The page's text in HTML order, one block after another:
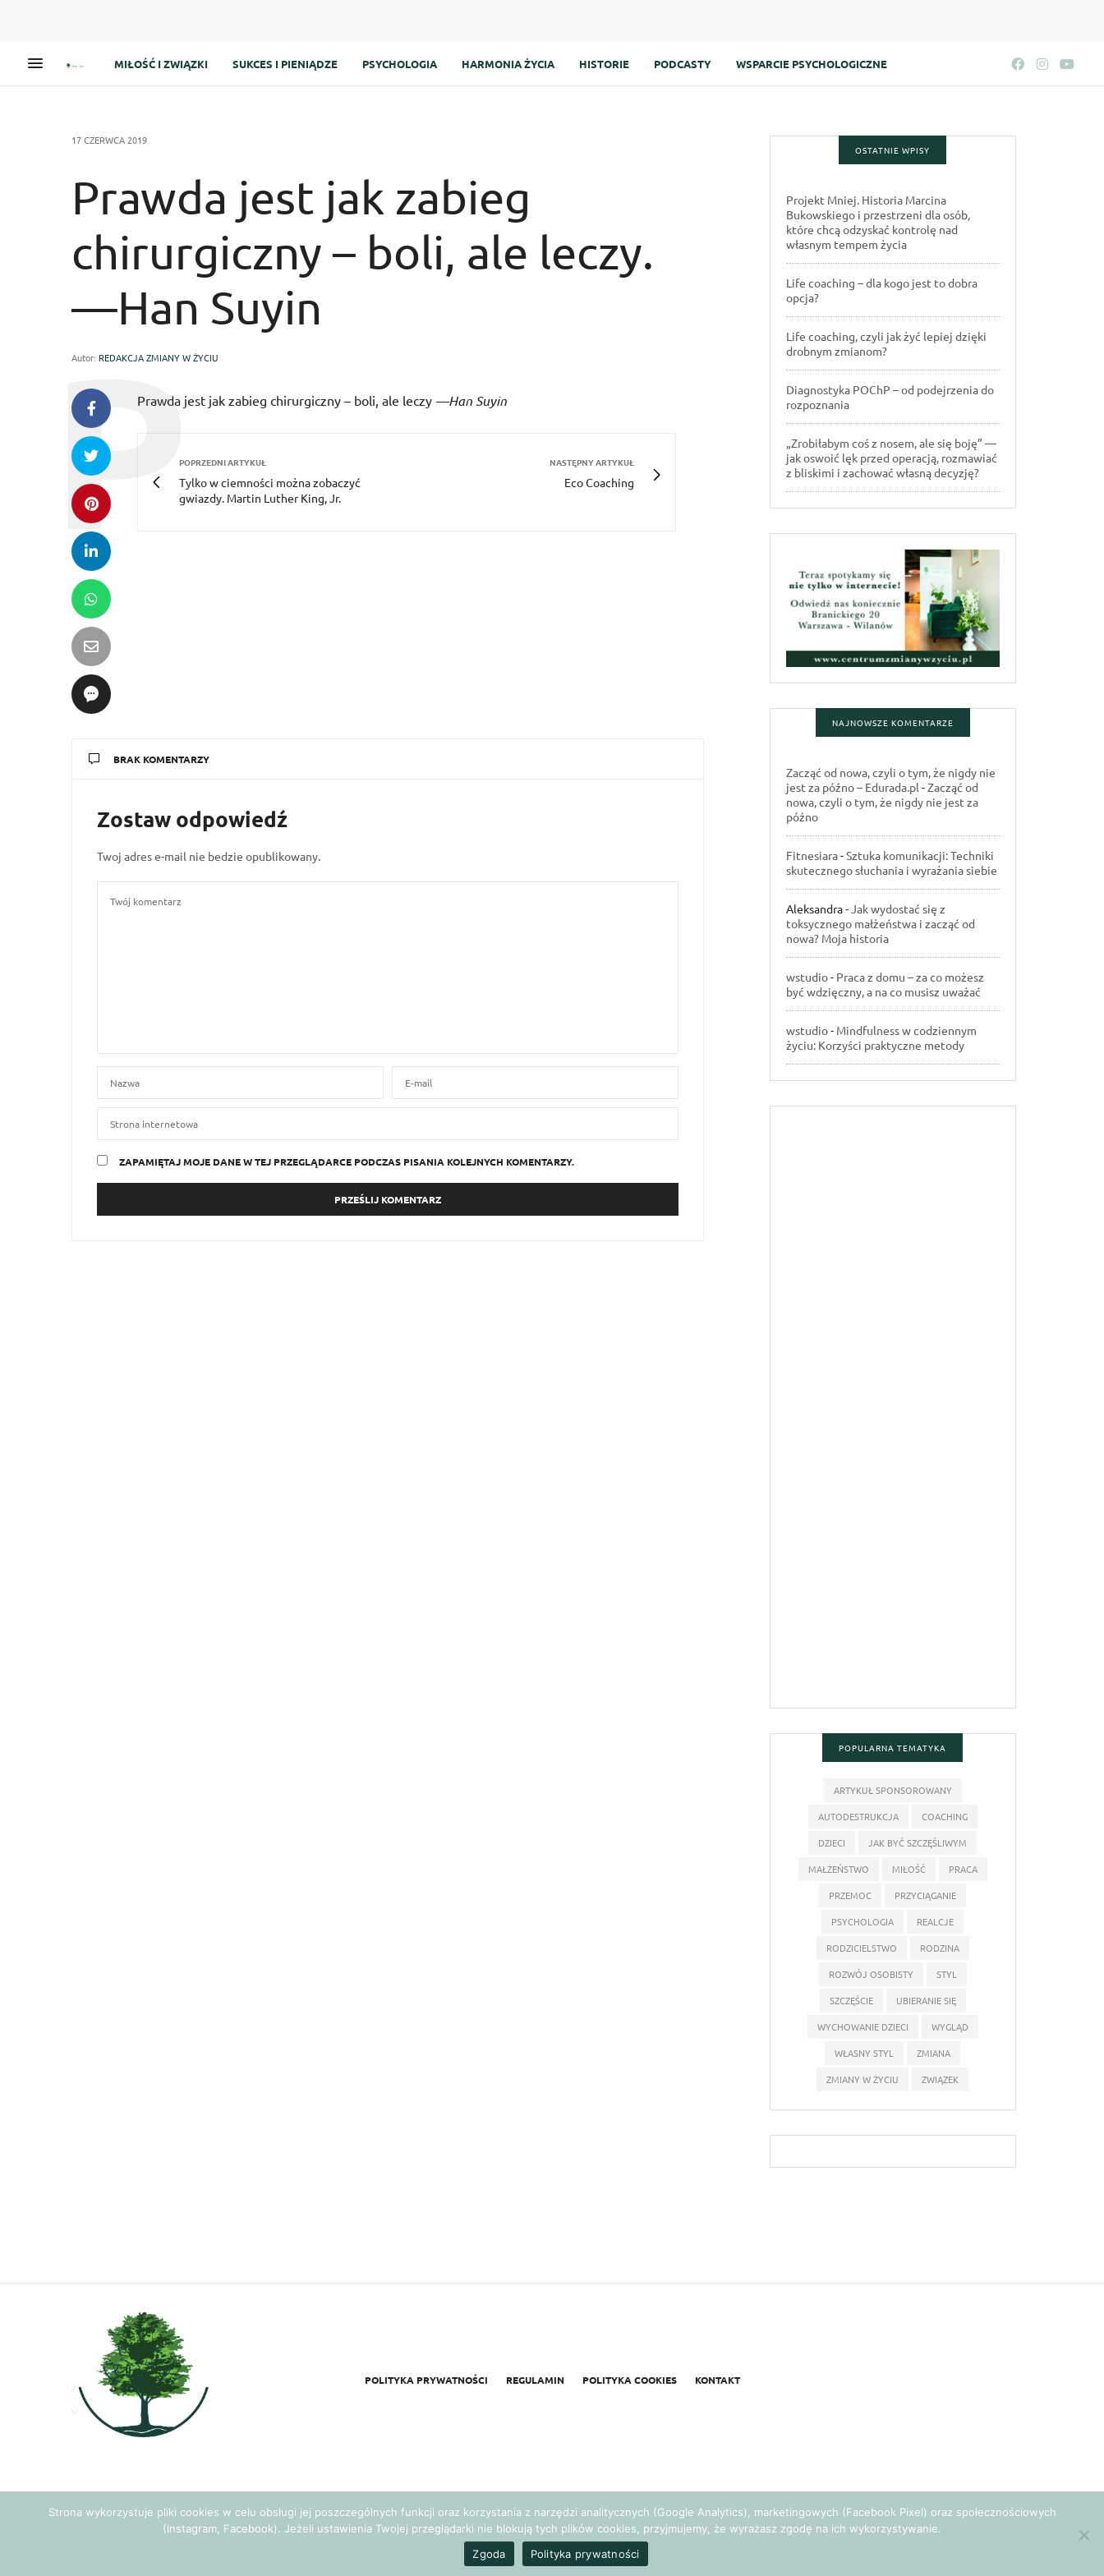
MIŁOŚĆ I ZWIĄZKI SUKCES I PIENIĄDZE PSYCHOLOGIA HARMONIA ŻYCIA HISTORIE PODCASTY WSPARCIE PSYCHOLOGICZNE
17 CZERWCA 2019
Prawda jest jak zabieg
chirurgiczny – boli, ale leczy.
—Han Suyin
Autor: REDAKCJA ZMIANY W ŻYCIU
Prawda jest jak zabieg chirurgiczny – boli, ale leczy —Han Suyin
POPRZEDNI ARTYKUŁ
Tylko w ciemności można zobaczyć
gwiazdy. Martin Luther King, Jr.
NASTĘPNY ARTYKUŁ
Eco Coaching
BRAK KOMENTARZY
Zostaw odpowiedź
Twoj adres e-mail nie bedzie opublikowany.
ZAPAMIĘTAJ MOJE DANE W TEJ PRZEGLĄDARCE PODCZAS PISANIA KOLEJNYCH KOMENTARZY.
OSTATNIE WPISY
Projekt Mniej. Historia Marcina
Bukowskiego i przestrzeni dla osób,
które chcą odzyskać kontrolę nad
własnym tempem życia
Life coaching – dla kogo jest to dobra
opcja?
Life coaching, czyli jak żyć lepiej dzięki
drobnym zmianom?
Diagnostyka POChP – od podejrzenia do
rozpoznania
„Zrobiłabym coś z nosem, ale się boję” —
jak oswoić lęk przed operacją, rozmawiać
z bliskimi i zachować własną decyzję?
NAJNOWSZE KOMENTARZE
Zacząć od nowa, czyli o tym, że nigdy nie
jest za późno – Edurada.pl -Zacząć od
nowa, czyli o tym, że nigdy nie jest za
późno
Fitnesiara-Sztuka komunikacji: Techniki
skutecznego słuchania i wyrażania siebie
Aleksandra-Jak wydostać się z
toksycznego małżeństwa i zacząć od
nowa? Moja historia
wstudio- Praca z domu – za co możesz
być wdzięczny, a na co musisz uważać
wstudio- Mindfulness w codziennym
życiu: Korzyści praktyczne metody
POPULARNA TEMATYKA
ARTYKUŁ SPONSOROWANY
AUTODESTRUKCJA
COACHING
DZIECI
JAK BYĆ SZCZĘŚLIWYM
MAŁŻEŃSTWO
MIŁOŚĆ
PRACA
PRZEMOC
PRZYCIĄGANIE
PSYCHOLOGIA
REALCJE
RODZICIELSTWO
RODZINA
ROZWÓJ OSOBISTY
STYL
SZCZĘŚCIE
UBIERANIE SIĘ
WYCHOWANIE DZIECI
WYGLĄD
WŁASNY STYL
ZMIANA
ZMIANY W ŻYCIU
ZWIĄZEK
POLITYKA PRYWATNOŚCI REGULAMIN POLITYKA COOKIES KONTAKT
Realizacja: Agencja Marketingowa Ambitnamarka.pl
Strona wykorzystuje pliki cookies w celu obsługi jej poszczególnych funkcji oraz korzystania z narzędzi analitycznych (Google Analytics), marketingowych (Facebook Pixel) oraz społecznościowych
(Instagram, Facebook). Jeżeli ustawienia Twojej przeglądarki nie blokują tych plików cookies, przyjmujemy, że wyrażasz zgodę na ich wykorzystywanie.
Zgoda
Polityka prywatności